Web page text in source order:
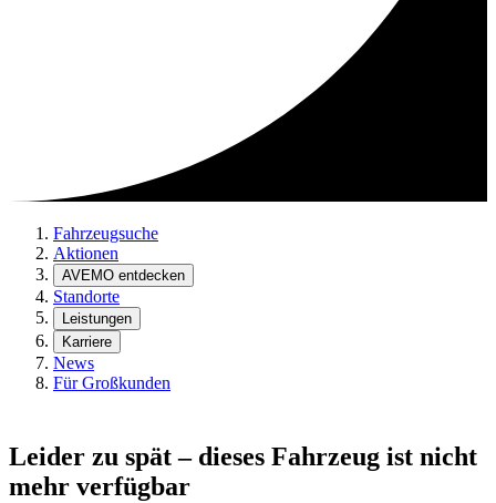
Fahrzeugsuche
Aktionen
AVEMO entdecken
Standorte
Leistungen
Karriere
News
Für Großkunden
Leider zu spät – dieses Fahrzeug ist nicht
mehr verfügbar